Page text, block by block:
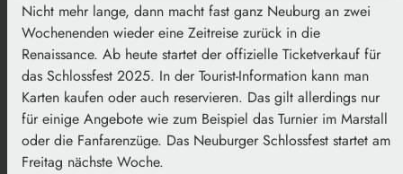
Nicht mehr lange, dann macht fast ganz Neuburg an zwei
Wochenenden wieder eine Zeitreise zurück in die
Renaissance. Ab heute startet der offizielle Ticketverkauf für
das Schlossfest 2025. In der Tourist-Information kann man
Karten kaufen oder auch reservieren. Das gilt allerdings nur
für einige Angebote wie zum Beispiel das Turnier im Marstall
oder die Fanfarenzüge. Das Neuburger Schlossfest startet am
Freitag nächste Woche.